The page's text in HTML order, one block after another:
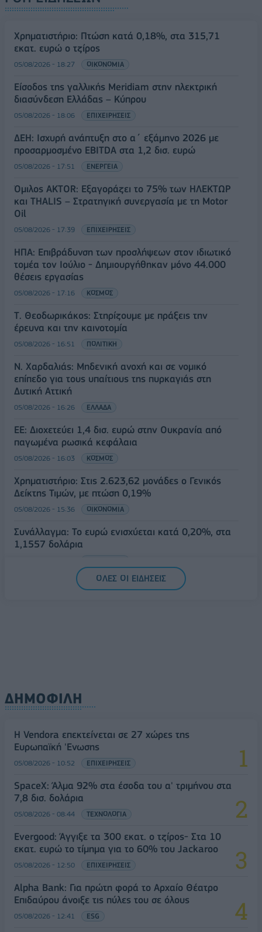
Χρηματιστήριο: Πτώση κατά 0,18%, στα 315,71
εκατ. ευρώ ο τζίρος
05/08/2026 - 18:27 ΟΙΚΟΝΟΜΙΑ
Είσοδος της γαλλικής Meridiam στην ηλεκτρική
διασύνδεση Ελλάδας – Κύπρου
05/08/2026 - 18:06 ΕΠΙΧΕΙΡΗΣΕΙΣ
ΔΕΗ: Ισχυρή ανάπτυξη στο α΄ εξάμηνο 2026 με
προσαρμοσμένο EBITDA στα 1,2 δισ. ευρώ
05/08/2026 - 17:51 ΕΝΕΡΓΕΙΑ
Όμιλος AKTOR: Εξαγοράζει το 75% των ΗΛΕΚΤΩΡ
και THALIS – Στρατηγική συνεργασία με τη Motor
Oil
05/08/2026 - 17:39 ΕΠΙΧΕΙΡΗΣΕΙΣ
ΗΠΑ: Επιβράδυνση των προσλήψεων στον ιδιωτικό
τομέα τον Ιούλιο - Δημιουργήθηκαν μόνο 44.000
θέσεις εργασίας
05/08/2026 - 17:16 ΚΟΣΜΟΣ
Τ. Θεοδωρικάκος: Στηρίζουμε με πράξεις την
έρευνα και την καινοτομία
05/08/2026 - 16:51 ΠΟΛΙΤΙΚΗ
Ν. Χαρδαλιάς: Μηδενική ανοχή και σε νομικό
επίπεδο για τους υπαίτιους της πυρκαγιάς στη
Δυτική Αττική
05/08/2026 - 16:26 ΕΛΛΑΔΑ
ΕΕ: Διοχετεύει 1,4 δισ. ευρώ στην Ουκρανία από
παγωμένα ρωσικά κεφάλαια
05/08/2026 - 16:03 ΚΟΣΜΟΣ
Χρηματιστήριο: Στις 2.623,62 μονάδες ο Γενικός
Δείκτης Τιμών, με πτώση 0,19%
05/08/2026 - 15:36 ΟΙΚΟΝΟΜΙΑ
Συνάλλαγμα: Το ευρώ ενισχύεται κατά 0,20%, στα
1,1557 δολάρια
ΟΛΕΣ ΟΙ ΕΙΔΗΣΕΙΣ
ΔΗΜΟΦΙΛΗ
Η Vendora επεκτείνεται σε 27 χώρες της
Ευρωπαϊκή 'Ενωσης
05/08/2026 - 10:52 ΕΠΙΧΕΙΡΗΣΕΙΣ
SpaceX: Άλμα 92% στα έσοδα του α' τριμήνου στα
7,8 δισ. δολάρια
05/08/2026 - 08:44 ΤΕΧΝΟΛΟΓΙΑ
Evergood: Άγγιξε τα 300 εκατ. ο τζίρος- Στα 10
εκατ. ευρώ το τίμημα για το 60% του Jackaroo
05/08/2026 - 12:50 ΕΠΙΧΕΙΡΗΣΕΙΣ
Alpha Bank: Για πρώτη φορά το Αρχαίο Θέατρο
Επιδαύρου άνοιξε τις πύλες του σε όλους
05/08/2026 - 12:41 ESG